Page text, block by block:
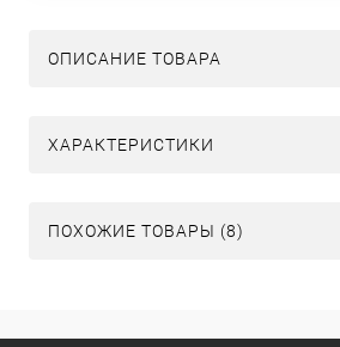
ОПИСАНИЕ ТОВАРА
ХАРАКТЕРИСТИКИ
ПОХОЖИЕ ТОВАРЫ (8)